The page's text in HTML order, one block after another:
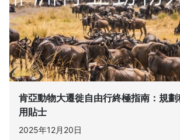
肯亞動物大遷徙自由行終極指南：規
用貼士
2025年12月20日